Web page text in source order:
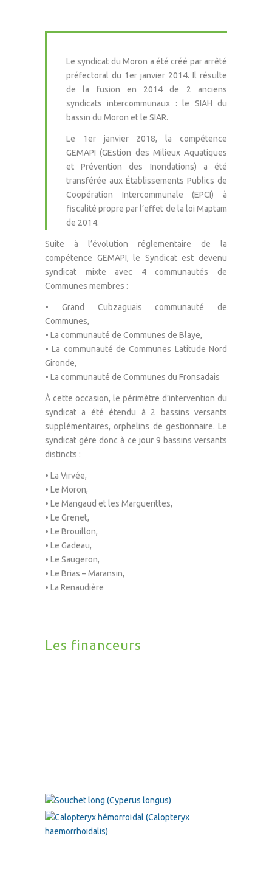
Le syndicat du Moron a été créé par arrêté
préfectoral du 1er janvier 2014. Il résulte
de la fusion en 2014 de 2 anciens
syndicats intercommunaux : le SIAH du
bassin du Moron et le SIAR.
Le 1er janvier 2018, la compétence
GEMAPI (GEstion des Milieux Aquatiques
et Prévention des Inondations) a été
transférée aux Établissements Publics de
Coopération Intercommunale (EPCI) à
fiscalité propre par l’effet de la loi Maptam
de 2014.
Suite à l’évolution réglementaire de la
compétence GEMAPI, le Syndicat est devenu
syndicat mixte avec 4 communautés de
Communes membres :
• Grand Cubzaguais communauté de
Communes,
• La communauté de Communes de Blaye,
• La communauté de Communes Latitude Nord
Gironde,
• La communauté de Communes du Fronsadais
À cette occasion, le périmètre d’intervention du
syndicat a été étendu à 2 bassins versants
supplémentaires, orphelins de gestionnaire. Le
syndicat gère donc à ce jour 9 bassins versants
distincts :
• La Virvée,
• Le Moron,
• Le Mangaud et les Marguerittes,
• Le Grenet,
• Le Brouillon,
• Le Gadeau,
• Le Saugeron,
• Le Brias – Maransin,
• La Renaudière
Les financeurs